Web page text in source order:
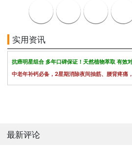
实用资讯
抗癌明星组合 多年口碑保证！天然植物萃取 有效
中老年补钙必备，2星期消除夜间抽筋、腰背疼痛
最新评论